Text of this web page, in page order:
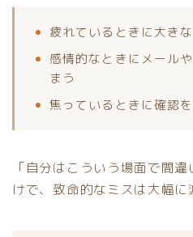
疲れているときに大き
感情的なときにメール
まう
焦っているときに確認
「自分はこういう場面で間
けで、致命的なミスは大幅に